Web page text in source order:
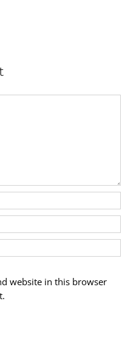
website in this browser